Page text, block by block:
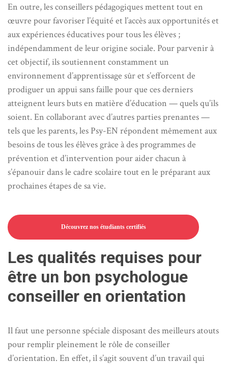
En outre, les conseillers pédagogiques mettent tout en
œuvre pour favoriser l’équité et l’accès aux opportunités et
aux expériences éducatives pour tous les élèves ;
indépendamment de leur origine sociale. Pour parvenir à
cet objectif, ils soutiennent constamment un
environnement d’apprentissage sûr et s’efforcent de
prodiguer un appui sans faille pour que ces derniers
atteignent leurs buts en matière d’éducation — quels qu’ils
soient. En collaborant avec d’autres parties prenantes —
tels que les parents, les Psy-EN répondent mêmement aux
besoins de tous les élèves grâce à des programmes de
prévention et d’intervention pour aider chacun à
s’épanouir dans le cadre scolaire tout en le préparant aux
prochaines étapes de sa vie.
Découvrez nos étudiants certifiés
Les qualités requises pour
être un bon psychologue
conseiller en orientation
Il faut une personne spéciale disposant des meilleurs atouts
pour remplir pleinement le rôle de conseiller
d’orientation. En effet, il s’agit souvent d’un travail qui